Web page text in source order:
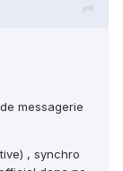
messagerie
, synchro